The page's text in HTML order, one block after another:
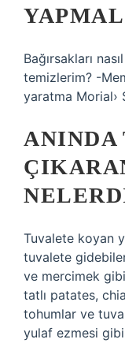
Bağırsakları
temizlerim? -
yaratma Morial›
ANINDA
Tuvalete koyan
tuvalete
ve mercimek
tatlı patates,
tohumlar ve
yulaf ezmesi